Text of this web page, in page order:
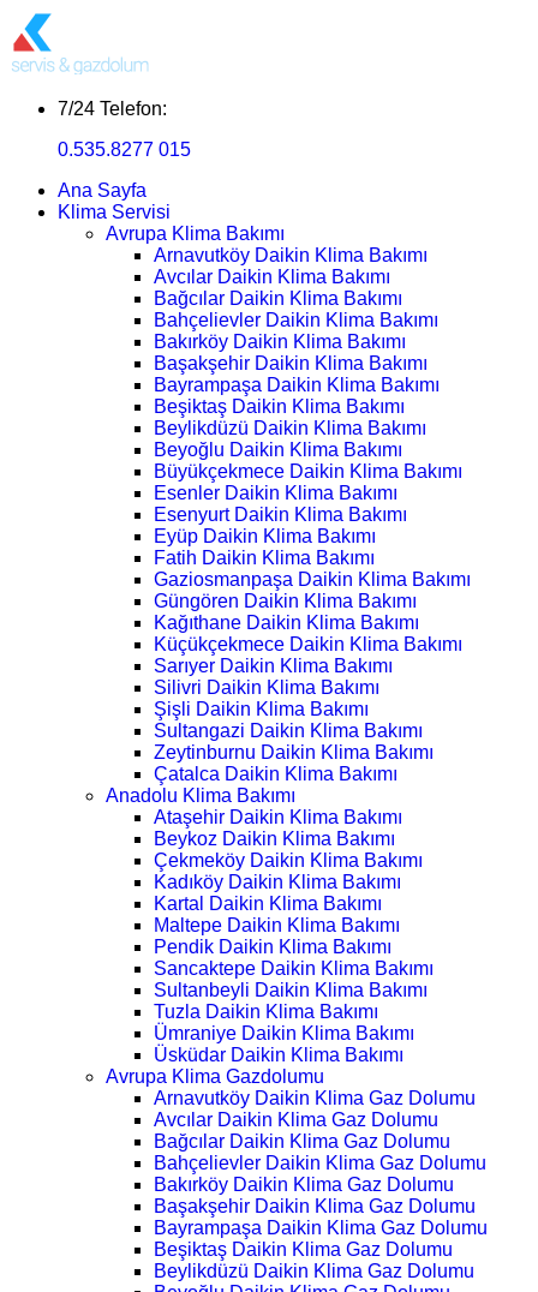
7/24 Telefon:
0.535.8277 015
Ana Sayfa
Klima Servisi
Avrupa Klima Bakımı
Arnavutköy Daikin Klima Bakımı
Avcılar Daikin Klima Bakımı
Bağcılar Daikin Klima Bakımı
Bahçelievler Daikin Klima Bakımı
Bakırköy Daikin Klima Bakımı
Başakşehir Daikin Klima Bakımı
Bayrampaşa Daikin Klima Bakımı
Beşiktaş Daikin Klima Bakımı
Beylikdüzü Daikin Klima Bakımı
Beyoğlu Daikin Klima Bakımı
Büyükçekmece Daikin Klima Bakımı
Esenler Daikin Klima Bakımı
Esenyurt Daikin Klima Bakımı
Eyüp Daikin Klima Bakımı
Fatih Daikin Klima Bakımı
Gaziosmanpaşa Daikin Klima Bakımı
Güngören Daikin Klima Bakımı
Kağıthane Daikin Klima Bakımı
Küçükçekmece Daikin Klima Bakımı
Sarıyer Daikin Klima Bakımı
Silivri Daikin Klima Bakımı
Şişli Daikin Klima Bakımı
Sultangazi Daikin Klima Bakımı
Zeytinburnu Daikin Klima Bakımı
Çatalca Daikin Klima Bakımı
Anadolu Klima Bakımı
Ataşehir Daikin Klima Bakımı
Beykoz Daikin Klima Bakımı
Çekmeköy Daikin Klima Bakımı
Kadıköy Daikin Klima Bakımı
Kartal Daikin Klima Bakımı
Maltepe Daikin Klima Bakımı
Pendik Daikin Klima Bakımı
Sancaktepe Daikin Klima Bakımı
Sultanbeyli Daikin Klima Bakımı
Tuzla Daikin Klima Bakımı
Ümraniye Daikin Klima Bakımı
Üsküdar Daikin Klima Bakımı
Avrupa Klima Gazdolumu
Arnavutköy Daikin Klima Gaz Dolumu
Avcılar Daikin Klima Gaz Dolumu
Bağcılar Daikin Klima Gaz Dolumu
Bahçelievler Daikin Klima Gaz Dolumu
Bakırköy Daikin Klima Gaz Dolumu
Başakşehir Daikin Klima Gaz Dolumu
Bayrampaşa Daikin Klima Gaz Dolumu
Beşiktaş Daikin Klima Gaz Dolumu
Beylikdüzü Daikin Klima Gaz Dolumu